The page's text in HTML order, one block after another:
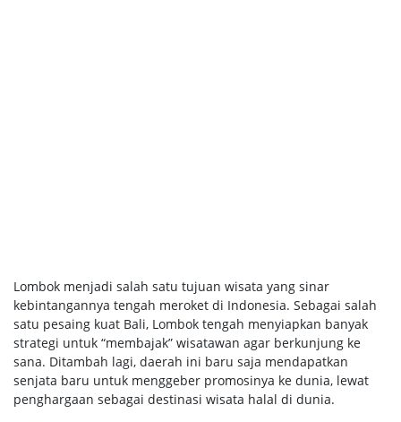
Lombok menjadi salah satu tujuan wisata yang sinar
kebintangannya tengah meroket di Indonesia. Sebagai salah
satu pesaing kuat Bali, Lombok tengah menyiapkan banyak
strategi untuk “membajak” wisatawan agar berkunjung ke
sana. Ditambah lagi, daerah ini baru saja mendapatkan
senjata baru untuk menggeber promosinya ke dunia, lewat
penghargaan sebagai destinasi wisata halal di dunia.